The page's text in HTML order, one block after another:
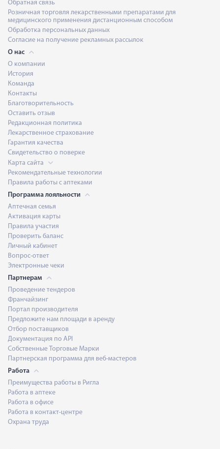
Обратная связь
Розничная торговля лекарственными препаратами для
медицинского применения дистанционным способом
Обработка персональных данных
Согласие на получение рекламных рассылок
О нас
О компании
История
Команда
Контакты
Благотворительность
Оставить отзыв
Редакционная политика
Лекарственное страхование
Гарантия качества
Свидетельство о поверке
Карта сайта
Рекомендательные технологии
Правила работы с аптеками
Программа лояльности
Аптечная семья
Активация карты
Правила участия
Проверить баланс
Личный кабинет
Вопрос-ответ
Электронные чеки
Партнерам
Проведение тендеров
Франчайзинг
Портал производителя
Предложите нам площади в аренду
Отбор поставщиков
Документация по API
Собственные Торговые Марки
Партнерская программа для веб-мастеров
Работа
Преимущества работы в Ригла
Работа в аптеке
Работа в офисе
Работа в контакт-центре
Охрана труда